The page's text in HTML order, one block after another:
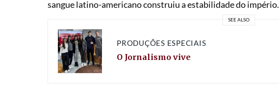
sangue latino-americano construiu a estabilidade do império.
SEE ALSO
PRODUÇÕES ESPECIAIS
O Jornalismo vive